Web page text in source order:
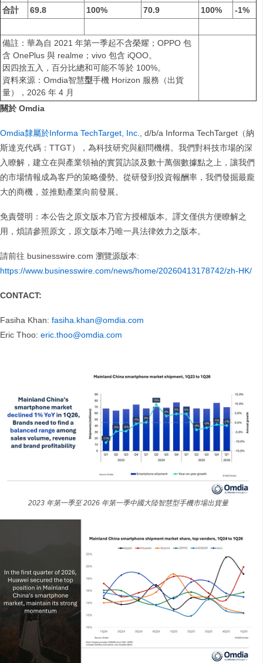
合計
69.8 100% 70.9 100% -1%
備註：華為自 2021 年第一季起不含榮耀；OPPO 包
含 OnePlus 與 realme；vivo 包含 iQOO。
因四捨五入，百分比總和可能不等於 100%。
資料來源：Omdia智慧型手機 Horizon 服務（出貨
量），2026 年 4 月
關於 Omdia
Omdia隸屬於Informa TechTarget, Inc., d/b/a Informa TechTarget（納
斯達克代碼：TTGT），為科技研究與顧問機構。我們對科技市場的深
入瞭解，建立在與產業領袖的實質訪談及數十萬個數據點之上，讓我們
的市場情報成為客戶的策略優勢。從研發到投資報酬率，我們發掘最龐
大的商機，並推動產業向前發展。
免責聲明：本公告之原文版本乃官方授權版本。譯文僅供方便瞭解之
用，煩請參照原文，原文版本乃唯一具法律效力之版本。
請前往 businesswire.com 瀏覽源版本:
https://www.businesswire.com/news/home/20260413178742/zh-HK/
CONTACT:
Fasiha Khan: fasiha.khan@omdia.com
Eric Thoo: eric.thoo@omdia.com
2023 年第一季至 2026 年第一季中國大陸智慧型手機市場出貨量